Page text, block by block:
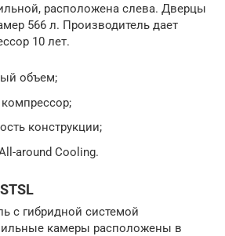
расположена слева. Дверцы
566 л. Производитель дает
10 лет.
объем;
компрессор;
конструкции;
around Cooling.
с гибридной системой
камеры расположены в